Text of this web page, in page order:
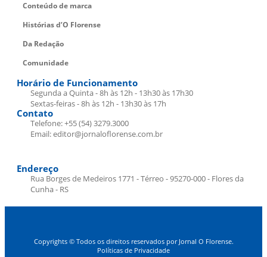
Conteúdo de marca
Histórias d’O Florense
Da Redação
Comunidade
Horário de Funcionamento
Segunda a Quinta - 8h às 12h - 13h30 às 17h30
Sextas-feiras - 8h às 12h - 13h30 às 17h
Contato
Telefone: +55 (54) 3279.3000
Email: editor@jornaloflorense.com.br
Endereço
Rua Borges de Medeiros 1771 - Térreo - 95270-000 - Flores da
Cunha - RS
Copyrights © Todos os direitos reservados por Jornal O Florense.
Políticas de Privacidade